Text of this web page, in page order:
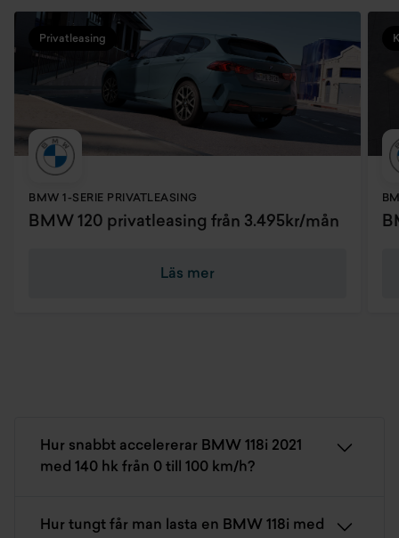
Privatleasing
BMW 1-SERIE PRIVATLEASING
BMW 120 privatleasing från 3.495kr/mån
Läs mer
Hur snabbt accelererar BMW 118i 2021
med 140 hk från 0 till 100 km/h?
Hur tungt får man lasta en BMW 118i med